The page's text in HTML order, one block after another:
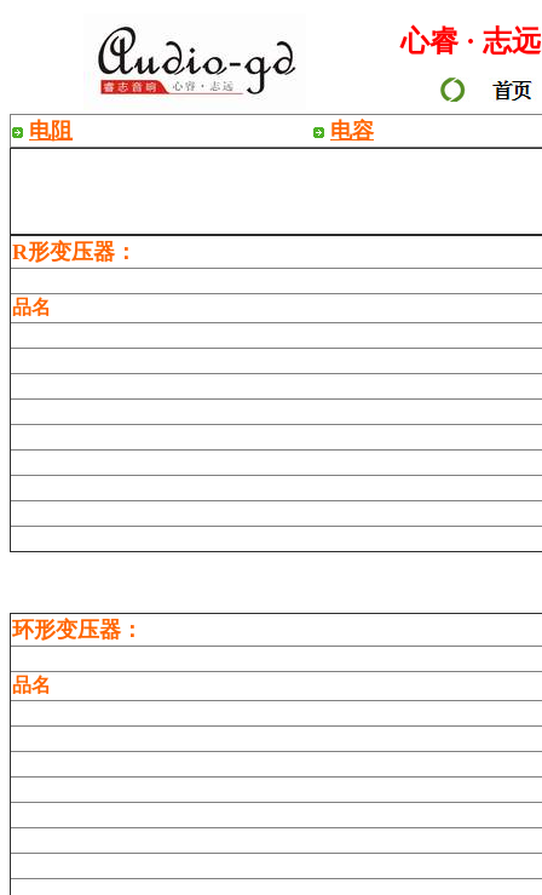
心睿 · 志远
电阻 电容
R形变压器：
品名
环形变压器：
品名